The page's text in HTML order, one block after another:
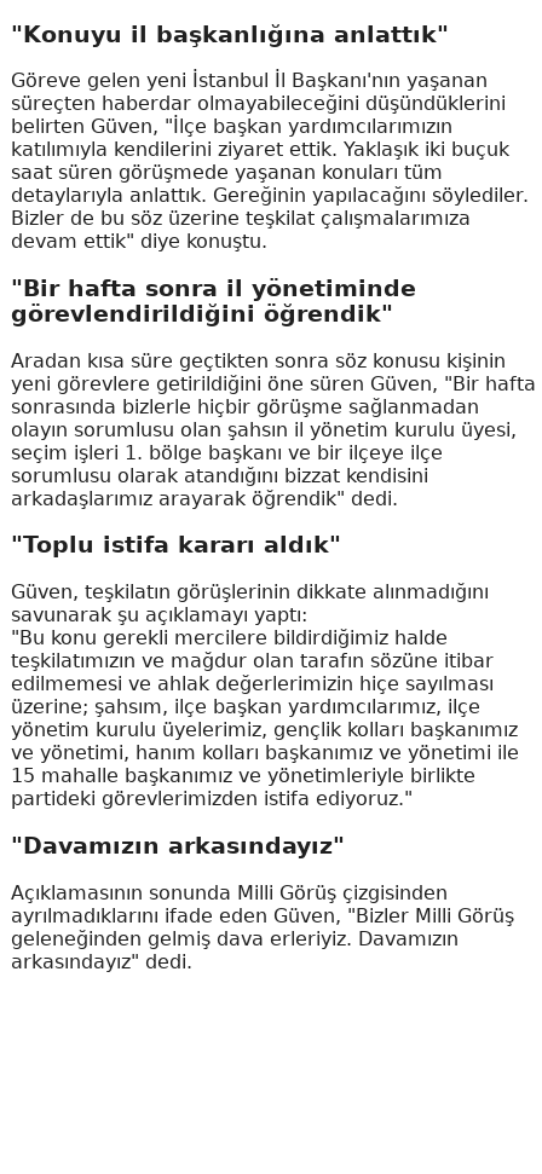
"Konuyu il başkanlığına anlattık"
Göreve gelen yeni İstanbul İl Başkanı'nın yaşanan
süreçten haberdar olmayabileceğini düşündüklerini
belirten Güven, "İlçe başkan yardımcılarımızın
katılımıyla kendilerini ziyaret ettik. Yaklaşık iki buçuk
saat süren görüşmede yaşanan konuları tüm
detaylarıyla anlattık. Gereğinin yapılacağını söylediler.
Bizler de bu söz üzerine teşkilat çalışmalarımıza
devam ettik" diye konuştu.
"Bir hafta sonra il yönetiminde
görevlendirildiğini öğrendik"
Aradan kısa süre geçtikten sonra söz konusu kişinin
yeni görevlere getirildiğini öne süren Güven, "Bir hafta
sonrasında bizlerle hiçbir görüşme sağlanmadan
olayın sorumlusu olan şahsın il yönetim kurulu üyesi,
seçim işleri 1. bölge başkanı ve bir ilçeye ilçe
sorumlusu olarak atandığını bizzat kendisini
arkadaşlarımız arayarak öğrendik" dedi.
"Toplu istifa kararı aldık"
Güven, teşkilatın görüşlerinin dikkate alınmadığını
savunarak şu açıklamayı yaptı:
"Bu konu gerekli mercilere bildirdiğimiz halde
teşkilatımızın ve mağdur olan tarafın sözüne itibar
edilmemesi ve ahlak değerlerimizin hiçe sayılması
üzerine; şahsım, ilçe başkan yardımcılarımız, ilçe
yönetim kurulu üyelerimiz, gençlik kolları başkanımız
ve yönetimi, hanım kolları başkanımız ve yönetimi ile
15 mahalle başkanımız ve yönetimleriyle birlikte
partideki görevlerimizden istifa ediyoruz."
"Davamızın arkasındayız"
Açıklamasının sonunda Milli Görüş çizgisinden
ayrılmadıklarını ifade eden Güven, "Bizler Milli Görüş
geleneğinden gelmiş dava erleriyiz. Davamızın
arkasındayız" dedi.